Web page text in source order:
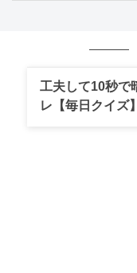
工夫して10秒で
レ【毎日クイズ】